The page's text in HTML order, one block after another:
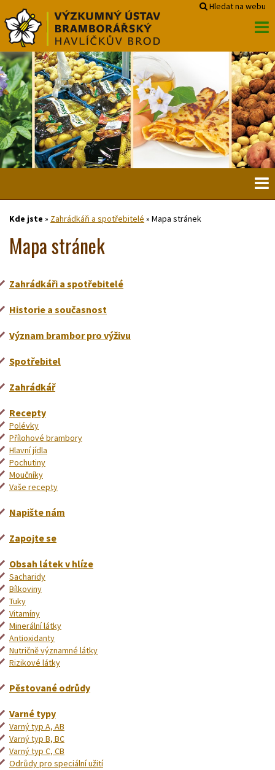
Hledat na webu
Kde jste » Zahrádkáři a spotřebitelé » Mapa stránek
Mapa stránek
Zahrádkáři a spotřebitelé
Historie a současnost
Význam brambor pro výživu
Spotřebitel
Zahrádkář
Recepty
Polévky
Přílohové brambory
Hlavní jídla
Pochutiny
Moučníky
Vaše recepty
Napište nám
Zapojte se
Obsah látek v hlíze
Sacharidy
Bílkoviny
Tuky
Vitamíny
Minerální látky
Antioxidanty
Nutričně významné látky
Rizikové látky
Pěstované odrůdy
Varné typy
Varný typ A, AB
Varný typ B, BC
Varný typ C, CB
Odrůdy pro speciální užití